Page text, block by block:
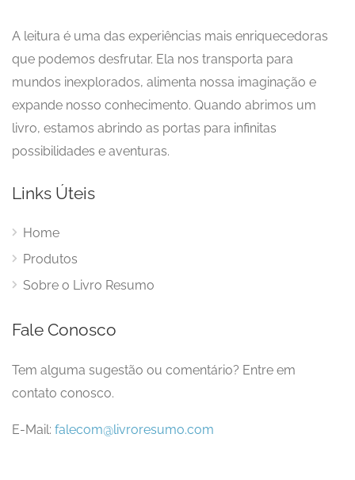
A leitura é uma das experiências mais enriquecedoras
que podemos desfrutar. Ela nos transporta para
mundos inexplorados, alimenta nossa imaginação e
expande nosso conhecimento. Quando abrimos um
livro, estamos abrindo as portas para infinitas
possibilidades e aventuras.
Links Úteis
Home
Produtos
Sobre o Livro Resumo
Fale Conosco
Tem alguma sugestão ou comentário? Entre em
contato conosco.
E-Mail: falecom@livroresumo.com